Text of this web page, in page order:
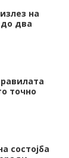
на
до два
точно
состојба